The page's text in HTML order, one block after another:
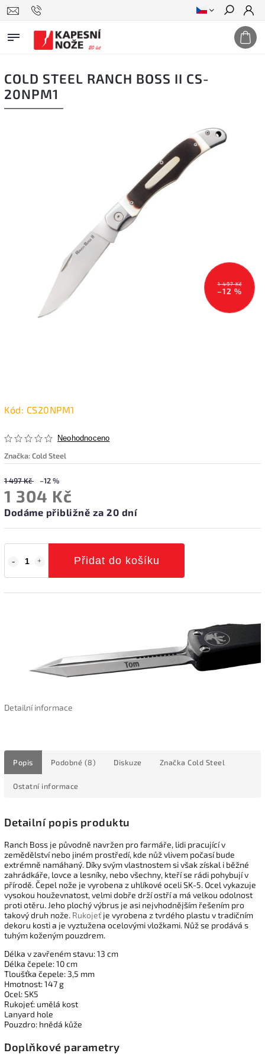
Hledat
COLD STEEL RANCH BOSS II CS-
20NPM1
1 497 Kč
–12 %
Kód: CS20NPM1
Neohodnoceno
Značka:Cold Steel
1 497 Kč –12 %
1 304 Kč
Dodáme přibližně za 20 dní
Přidat do košíku
Detailní informace
Popis Podobné (8) Diskuze Značka Cold Steel
Ostatní informace
Detailní popis produktu
Ranch Boss je původně navržen pro farmáře, lidi pracující v
zemědělství nebo jiném prostředí, kde nůž vlivem počasí bude
extrémně namáhaný. Díky svým vlastnostem si však získal i běžné
zahrádkáře, lovce a lesníky, nebo všechny, kteří se rádi pohybují v
přírodě. Čepel nože je vyrobena z uhlíkové oceli SK-5. Ocel vykazuje
vysokou houževnatost, velmi dobře drží ostří a má velkou odolnost
proti otěru. Jeho plochý výbrus je asi nejvhodnějším řešením pro
takový druh nože. Rukojeť je vyrobena z tvrdého plastu v tradičním
dekoru kosti a je vyztužena ocelovými vložkami. Nůž se prodává s
tuhým koženým pouzdrem.
Délka v zavřeném stavu: 13 cm
Délka čepele: 10 cm
Tloušťka čepele: 3,5 mm
Hmotnost: 147 g
Ocel: SK5
Rukojeť: umělá kost
Lanyard hole
Pouzdro: hnědá kůže
Doplňkové parametry